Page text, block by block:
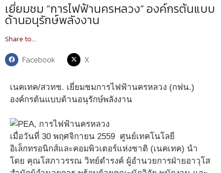
เยี่ยมชม “การไฟฟ้านครหลวง” องค์กรต้นแบบ
ด้านอนุรักษ์พลังงาน
Share to...
Facebook X
เนคเทค/สวทช. เยี่ยมชมการไฟฟ้านครหลวง (กฟน.)
องค์กรต้นแบบด้านอนุรักษ์พลังงาน
เมื่อวันที่ 30 พฤศจิกายน 2559 ศูนย์เทคโนโลยี
อิเล็กทรอนิกส์และคอมพิวเตอร์แห่งชาติ (เนคเทค) นำ
โดย คุณโสภาวรรณ วิทย์ดำรงค์ ผู้อำนวยการฝ่ายอาวุโส